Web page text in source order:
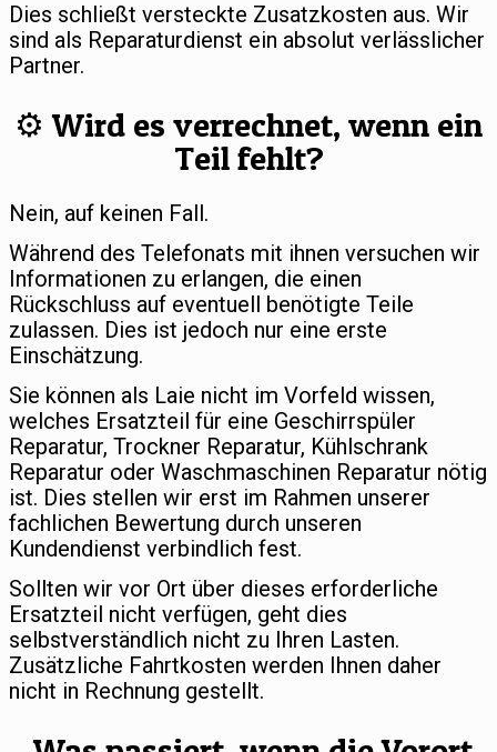
Dies schließt versteckte Zusatzkosten aus. Wir
sind als Reparaturdienst ein absolut verlässlicher
Partner.
⚙️ Wird es verrechnet, wenn ein
Teil fehlt?
Nein, auf keinen Fall.
Während des Telefonats mit ihnen versuchen wir
Informationen zu erlangen, die einen
Rückschluss auf eventuell benötigte Teile
zulassen. Dies ist jedoch nur eine erste
Einschätzung.
Sie können als Laie nicht im Vorfeld wissen,
welches Ersatzteil für eine Geschirrspüler
Reparatur, Trockner Reparatur, Kühlschrank
Reparatur oder Waschmaschinen Reparatur nötig
ist. Dies stellen wir erst im Rahmen unserer
fachlichen Bewertung durch unseren
Kundendienst verbindlich fest.
Sollten wir vor Ort über dieses erforderliche
Ersatzteil nicht verfügen, geht dies
selbstverständlich nicht zu Ihren Lasten.
Zusätzliche Fahrtkosten werden Ihnen daher
nicht in Rechnung gestellt.